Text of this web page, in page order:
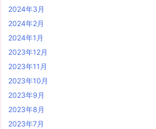
2024年3月
2024年2月
2024年1月
2023年12月
2023年11月
2023年10月
2023年9月
2023年8月
2023年7月